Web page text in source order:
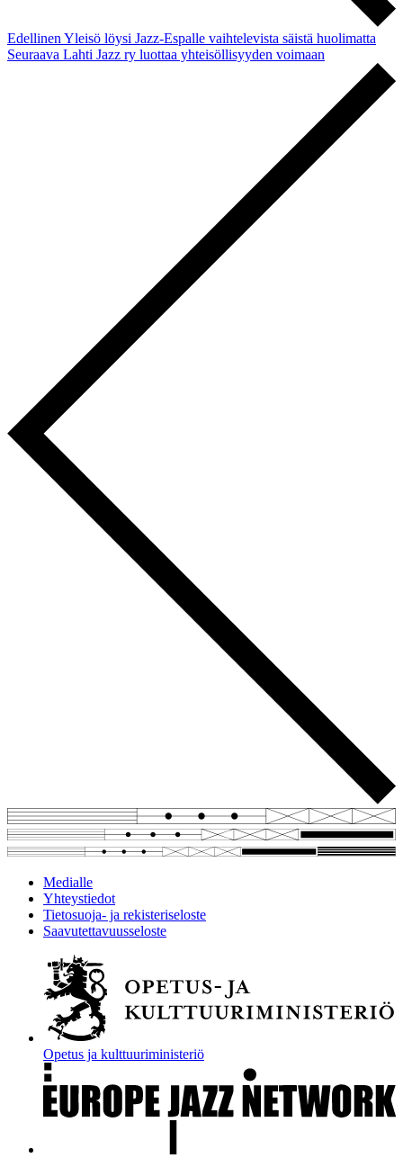
EdellinenYleisö löysi Jazz-Espalle vaihtelevista säistä huolimatta
Seuraava Lahti Jazz ry luottaa yhteisöllisyyden voimaan
Medialle
Yhteystiedot
Tietosuoja- ja rekisteriseloste
Saavutettavuusseloste
Opetus ja kulttuuriministeriö